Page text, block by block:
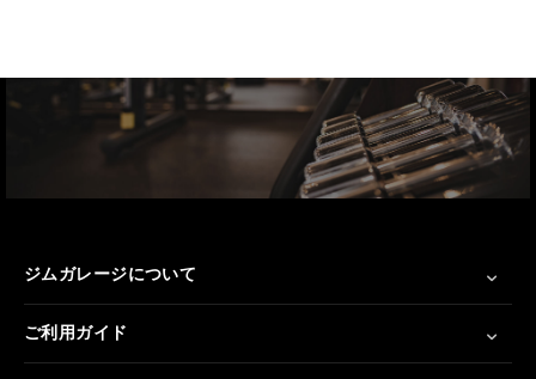
ジムガレージについて
ご利用ガイド